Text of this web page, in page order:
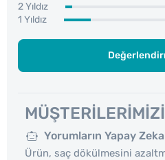
2 Yıldız
1 Yıldız
Yorumların Yapay
Ürün, saç dökülmesini